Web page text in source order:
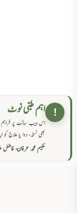
! اہم طبی نوٹ
اس ویب سائٹ پر فراہم
بھی نسخہ، دوا یا علاج
حکیم محمد عرفان،